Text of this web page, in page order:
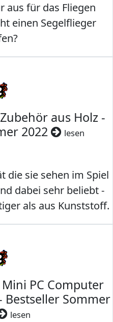
aus für das Fliegen
einen Segelflieger
aus Holz -
2022
lesen
die sie sehen im Spiel
dabei sehr beliebt -
als aus Kunststoff.
PC Computer
Sommer
lesen